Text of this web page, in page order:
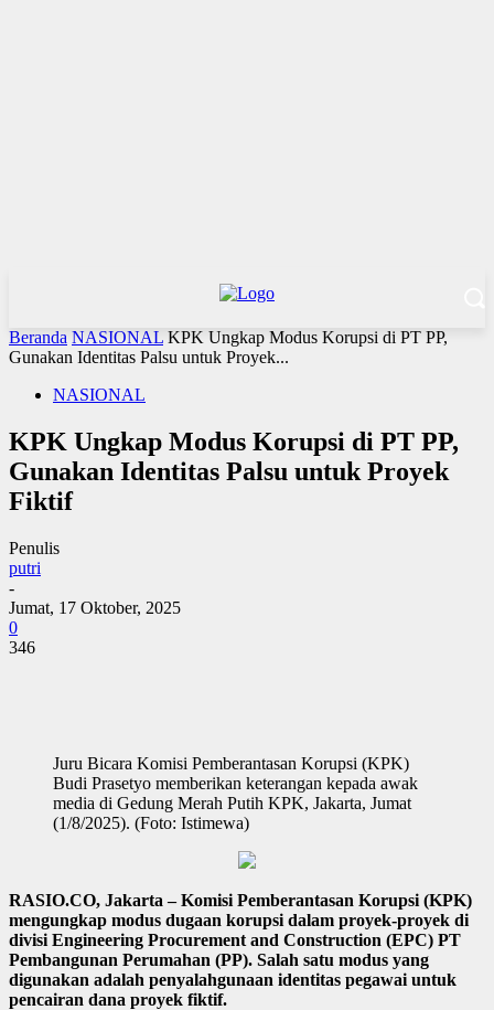
Beranda NASIONAL KPK Ungkap Modus Korupsi di PT PP,
Gunakan Identitas Palsu untuk Proyek...
NASIONAL
KPK Ungkap Modus Korupsi di PT PP,
Gunakan Identitas Palsu untuk Proyek
Fiktif
Penulis
putri
-
Jumat, 17 Oktober, 2025
0
346
Juru Bicara Komisi Pemberantasan Korupsi (KPK)
Budi Prasetyo memberikan keterangan kepada awak
media di Gedung Merah Putih KPK, Jakarta, Jumat
(1/8/2025). (Foto: Istimewa)
RASIO.CO, Jakarta – Komisi Pemberantasan Korupsi (KPK)
mengungkap modus dugaan korupsi dalam proyek-proyek di
divisi Engineering Procurement and Construction (EPC) PT
Pembangunan Perumahan (PP). Salah satu modus yang
digunakan adalah penyalahgunaan identitas pegawai untuk
pencairan dana proyek fiktif.